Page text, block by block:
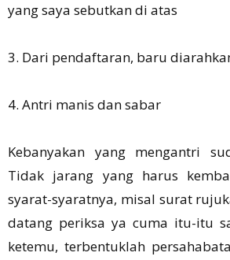
yang saya sebutkan di atas
3. Dari pendaftaran, baru
4. Antri manis dan sabar
Kebanyakan yang mengantri
Tidak jarang yang harus
syarat-syaratnya, misal surat
datang periksa ya cuma itu-itu
ketemu, terbentuklah